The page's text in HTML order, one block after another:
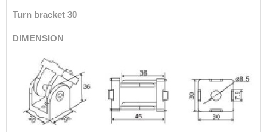
Turn bracket 30
DIMENSION